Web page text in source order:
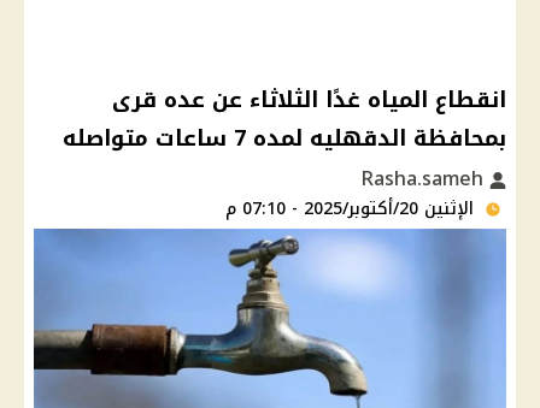
انقطاع المياه غدًا الثلاثاء عن عده قرى
بمحافظة الدقهليه لمده 7 ساعات متواصله
الإثنين 20/أكتوبر/2025 - 07:10 م